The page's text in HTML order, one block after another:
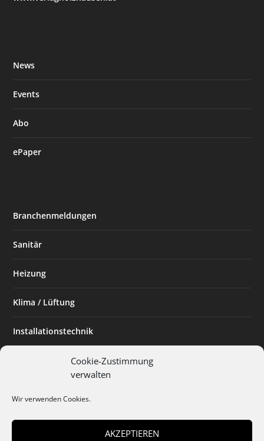
Cookie-Zustimmung
verwalten
Wir verwenden Cookies.
AKZEPTIEREN
News
Events
Abo
ePaper
Branchenmeldungen
Sanitär
Heizung
Klima / Lüftung
Installationstechnik
Planen & Bauen
Installateur des Monats